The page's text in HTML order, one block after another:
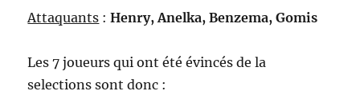
Attaquants :Henry, Anelka, Benzema, Gomis
Les 7 joueurs qui ont été évincés de la
selections sont donc :